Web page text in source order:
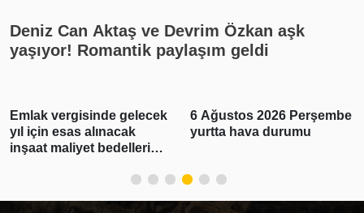
Deniz Can Aktaş ve Devrim Özkan aşk
yaşıyor! Romantik paylaşım geldi
Emlak vergisinde gelecek
yıl için esas alınacak
inşaat maliyet bedelleri
6 Ağustos 2026 Perşembe
yurtta hava durumu